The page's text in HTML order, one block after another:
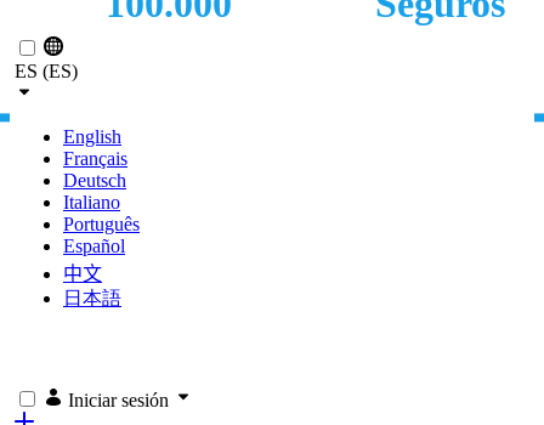
Saltar al contenido principal
ES (ES)
English
Français
Deutsch
Italiano
Português
Español
中文
日本語
Iniciar sesión